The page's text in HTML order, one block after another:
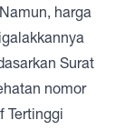
harga
Surat
nomor
Tertinggi